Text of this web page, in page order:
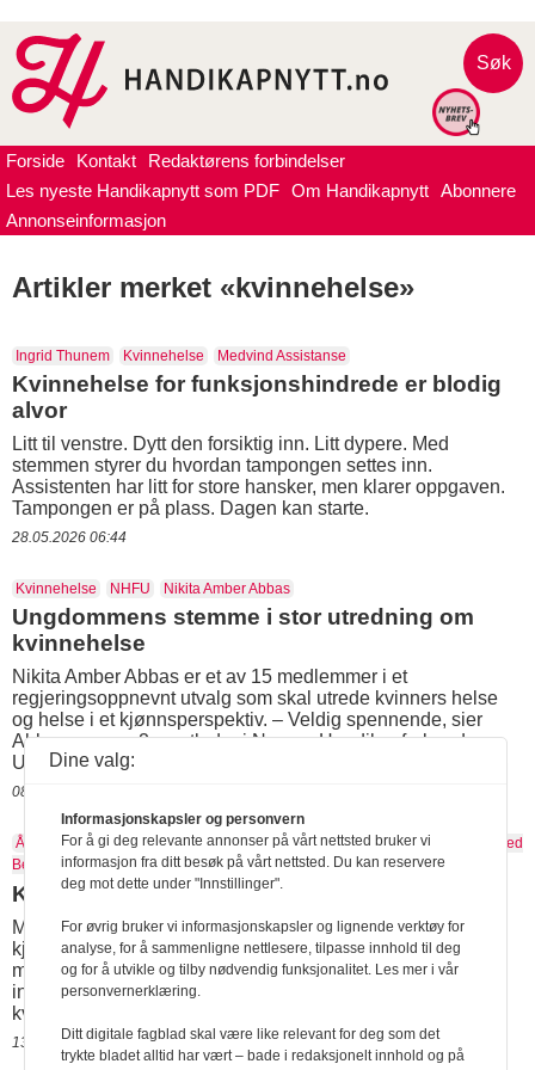
Søk
Forside Kontakt
Redaktørens forbindelser
Les nyeste Handikapnytt som PDF Om Handikapnytt Abonnere
Annonseinformasjon
Artikler merket «kvinnehelse»
Ingrid Thunem Kvinnehelse Medvind Assistanse
Kvinnehelse for funksjonshindrede er blodig
alvor
Litt til venstre. Dytt den forsiktig inn. Litt dypere. Med
stemmen styrer du hvordan tampongen settes inn.
Assistenten har litt for store hansker, men klarer oppgaven.
Tampongen er på plass. Dagen kan starte.
28.05.2026 06:44
Kvinnehelse NHFU Nikita Amber Abbas
Ungdommens stemme i stor utredning om
kvinnehelse
Nikita Amber Abbas er et av 15 medlemmer i et
regjeringsoppnevnt utvalg som skal utrede kvinners helse
og helse i et kjønnsperspektiv. – Veldig spennende, sier
Abbas, som er 2. nestleder i Norges Handikapforbunds
Ungdom (NHFU).
08.04.2021 11:39
Åshild Lunestad Bent Høie Kvinnehelse
Landsforeningen for Kvinner med
Bekkenleddsmerter
LKB
Kunnskapshull om kvinnehelse
MENINGER: Det er veldig positivt regjeringen anerkjenner
kjønnsforskjeller i helsevesenet. Men tiden var for kort til at
man kom frem til noe nyttig, skriver Åshild Lunestad i dette
innlegget om sine inntrykk fra regjeringens toppmøte om
kvinnehelse.
13.11.2019 09:28
Dine valg:
Informasjonskapsler og personvern
For å gi deg relevante annonser på vårt nettsted bruker vi
informasjon fra ditt besøk på vårt nettsted. Du kan reservere
deg mot dette under "Innstillinger".
For øvrig bruker vi informasjonskapsler og lignende verktøy for
analyse, for å sammenligne nettlesere, tilpasse innhold til deg
og for å utvikle og tilby nødvendig funksjonalitet. Les mer i vår
personvernerklæring.
Ditt digitale fagblad skal være like relevant for deg som det
trykte bladet alltid har vært – bade i redaksjonelt innhold og på